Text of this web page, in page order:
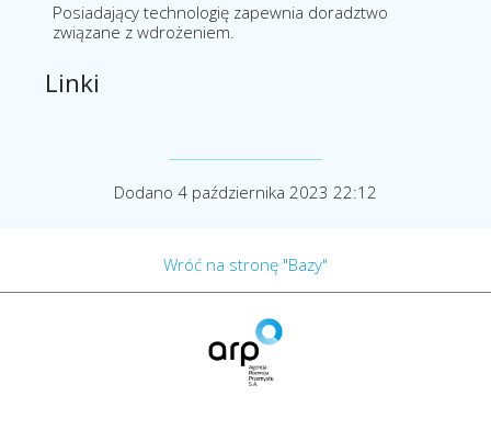
Posiadający technologię zapewnia doradztwo
związane z wdrożeniem.
Linki
Dodano 4 października 2023 22:12
Wróć na stronę "Bazy"